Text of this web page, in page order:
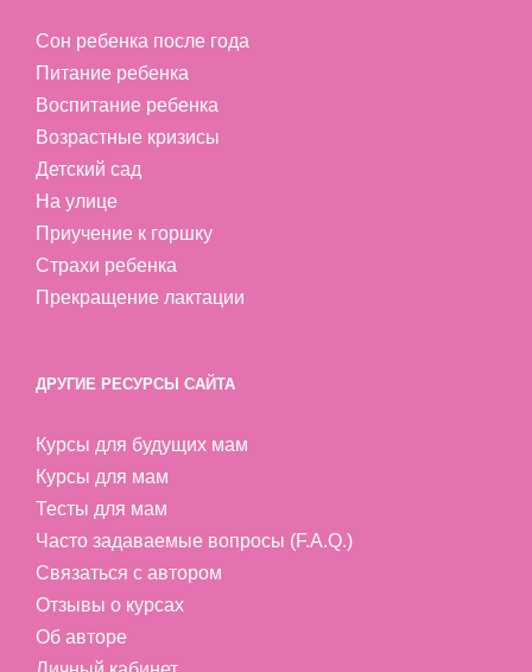
Сон ребенка после года
Питание ребенка
Воспитание ребенка
Возрастные кризисы
Детский сад
На улице
Приучение к горшку
Страхи ребенка
Прекращение лактации
ДРУГИЕ РЕСУРСЫ САЙТА
Курсы для будущих мам
Курсы для мам
Тесты для мам
Часто задаваемые вопросы (F.A.Q.)
Связаться с автором
Отзывы о курсах
Об авторе